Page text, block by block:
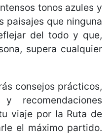
tonos azules y
paisajes que ninguna
del todo y que,
supera cualquier
consejos prácticos,
recomendaciones
viaje por la Ruta de
el máximo partido.